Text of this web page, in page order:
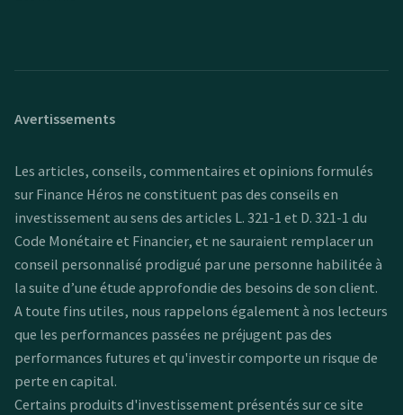
Avertissements
Les articles, conseils, commentaires et opinions formulés
sur Finance Héros ne constituent pas des conseils en
investissement au sens des articles L. 321-1 et D. 321-1 du
Code Monétaire et Financier, et ne sauraient remplacer un
conseil personnalisé prodigué par une personne habilitée à
la suite d’une étude approfondie des besoins de son client.
A toute fins utiles, nous rappelons également à nos lecteurs
que les performances passées ne préjugent pas des
performances futures et qu'investir comporte un risque de
perte en capital.
Certains produits d'investissement présentés sur ce site